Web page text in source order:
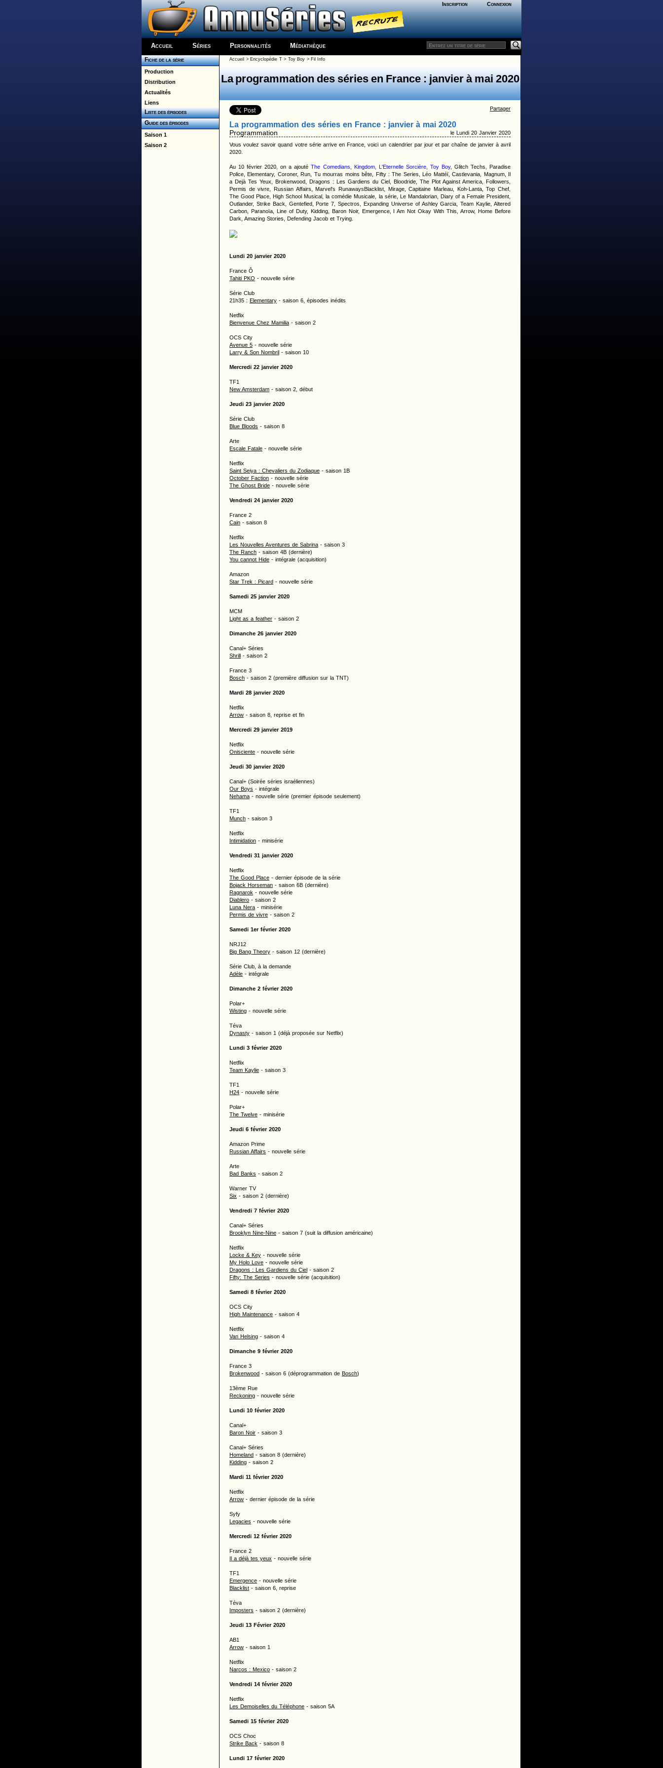
Inscription Connexion
Accueil Séries Personnalités Médiathèque
Fiche de la série
Production
Distribution
Actualités
Liens
Liste des épisodes
Guide des épisodes
Saison 1
Saison 2
Accueil > Encyclopédie T> Toy Boy > Fil Info
La programmation des séries en France : janvier à mai 2020
Partager
La programmation des séries en France : janvier à mai 2020
le Lundi 20 Janvier 2020
Programmation
Vous voulez savoir quand votre série arrive en France, voici un calendrier par jour et par chaîne de janvier à avril
2020.
Au 10 février 2020, on a ajoutéThe Comedians, Kingdom, L'Eternelle Sorcière, Toy Boy, Glitch Techs, Paradise
Police, Elementary, Coroner, Run, Tu mourras moins bête, Fifty : The Series, Léo Mattéï, Castlevania, Magnum, Il
a Dejà Tes Yeux, Brokenwood, Dragons : Les Gardiens du Ciel, Bloodride, The Plot Against America, Followers,
Permis de vivre, Russian Affairs, Marvel's RunawaysBlacklist, Mirage, Capitaine Marleau, Koh-Lanta, Top Chef,
The Good Place, High School Musical, la comédie Musicale, la série, Le Mandalorian, Diary of a Female President,
Outlander, Strike Back, Gentefied, Porte 7, Spectros, Expanding Universe of Ashley Garcia, Team Kaylie, Altered
Carbon, Paranoïa, Line of Duty, Kidding, Baron Noir, Emergence, I Am Not Okay With This, Arrow, Home Before
Dark, Amazing Stories, Defending Jacob et Trying.
Lundi 20 janvier 2020
France Ô
Tahiti PKO - nouvelle série
Série Club
21h35 : Elementary - saison 6, épisodes inédits
Netflix
Bienvenue Chez Mamilia - saison 2
OCS City
Avenue 5 - nouvelle série
Larry & Son Nombril - saison 10
Mercredi 22 janvier 2020
TF1
New Amsterdam - saison 2, début
Jeudi 23 janvier 2020
Série Club
Blue Bloods - saison 8
Arte
Escale Fatale - nouvelle série
Netflix
Saint Seiya : Chevaliers du Zodiaque - saison 1B
October Faction - nouvelle série
The Ghost Bride - nouvelle série
Vendredi 24 janvier 2020
France 2
Cain - saison 8
Netflix
Les Nouvelles Aventures de Sabrina - saison 3
The Ranch - saison 4B (dernière)
You cannot Hide - intégrale (acquisition)
Amazon
Star Trek : Picard - nouvelle série
Samedi 25 janvier 2020
MCM
Light as a feather - saison 2
Dimanche 26 janvier 2020
Canal+ Séries
Shrill - saison 2
France 3
Bosch - saison 2 (première diffusion sur la TNT)
Mardi 28 janvier 2020
Netflix
Arrow - saison 8, reprise et fin
Mercredi 29 janvier 2019
Netflix
Onisciente - nouvelle série
Jeudi 30 janvier 2020
Canal+ (Soirée séries israéliennes)
Our Boys - intégrale
Nehama - nouvelle série (premier épisode seulement)
TF1
Munch - saison 3
Netflix
Intimidation - minisérie
Vendredi 31 janvier 2020
Netflix
The Good Place - dernier épisode de la série
Bojack Horseman - saison 6B (dernière)
Ragnarok - nouvelle série
Diablero - saison 2
Luna Nera - minisérie
Permis de vivre - saison 2
Samedi 1er février 2020
NRJ12
Big Bang Theory - saison 12 (dernière)
Série Club, à la demande
Adèle - intégrale
Dimanche 2 février 2020
Polar+
Wisting - nouvelle série
Téva
Dynasty - saison 1 (déjà proposée sur Netflix)
Lundi 3 février 2020
Netflix
Team Kaylie - saison 3
TF1
H24 - nouvelle série
Polar+
The Twelve - minisérie
Jeudi 6 février 2020
Amazon Prime
Russian Affairs - nouvelle série
Arte
Bad Banks - saison 2
Warner TV
Six - saison 2 (dernière)
Vendredi 7 février 2020
Canal+ Séries
Brooklyn Nine-Nine - saison 7 (suit la diffusion américaine)
Netflix
Locke & Key - nouvelle série
My Holo Love - nouvelle série
Dragons : Les Gardiens du Ciel - saison 2
Fifty: The Series - nouvelle série (acquisition)
Samedi 8 février 2020
OCS City
High Maintenance - saison 4
Netflix
Van Helsing - saison 4
Dimanche 9 février 2020
France 3
Brokenwood - saison 6 (déprogrammation de Bosch)
13ème Rue
Reckoning - nouvelle série
Lundi 10 février 2020
Canal+
Baron Noir - saison 3
Canal+ Séries
Homeland - saison 8 (dernière)
Kidding - saison 2
Mardi 11 février 2020
Netflix
Arrow - dernier épisode de la série
Syfy
Legacies - nouvelle série
Mercredi 12 février 2020
France 2
Il a déjà tes yeux - nouvelle série
TF1
Emergence - nouvelle série
Blacklist - saison 6, reprise
Téva
Imposters - saison 2 (dernière)
Jeudi 13 Février 2020
AB1
Arrow - saison 1
Netflix
Narcos : Mexico - saison 2
Vendredi 14 février 2020
Netflix
Les Demoiselles du Téléphone - saison 5A
Samedi 15 février 2020
OCS Choc
Strike Back - saison 8
Lundi 17 février 2020